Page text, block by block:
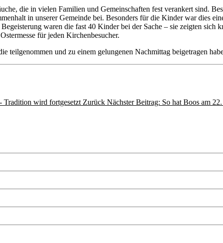
die in vielen Familien und Gemeinschaften fest verankert sind.
in unserer Gemeinde bei. Besonders für die Kinder war dies
waren die fast 40 Kinder bei der Sache – sie zeigten sich
für jeden Kirchenbesucher.
teilgenommen und zu einem gelungenen Nachmittag beigetragen
Tradition wird fortgesetzt Zurück Nächster Beitrag: So hat Boos am